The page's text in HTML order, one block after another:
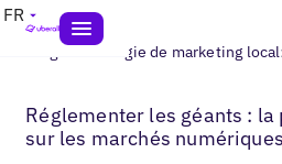
FR
Blogs> Stratégie de marketing local
Réglementer les géants : la
sur les marchés numériques